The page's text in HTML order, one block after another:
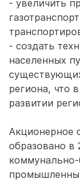
- увеличить
- создать
населенных
региона, что
развитии
Акционерное
образовано в